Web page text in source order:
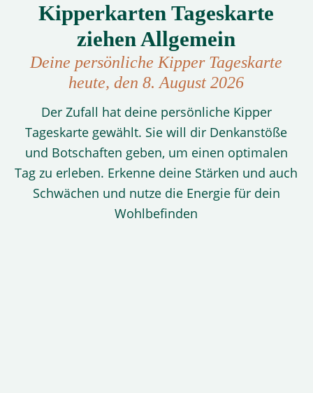
Kipperkarten Tageskarte
ziehen Allgemein
Deine persönliche Kipper Tageskarte
heute, den 8. August 2026
Der Zufall hat deine persönliche Kipper
Tageskarte gewählt. Sie will dir Denkanstöße
und Botschaften geben, um einen optimalen
Tag zu erleben. Erkenne deine Stärken und auch
Schwächen und nutze die Energie für dein
Wohlbefinden